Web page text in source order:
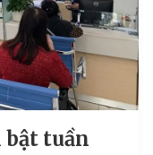
tuần